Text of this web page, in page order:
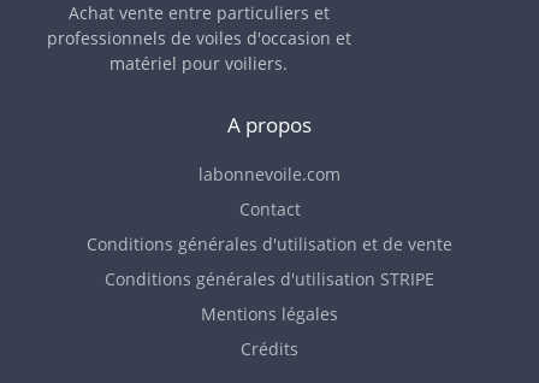
Achat vente entre particuliers et
professionnels de voiles d'occasion et
matériel pour voiliers.
A propos
labonnevoile.com
Contact
Conditions générales d'utilisation et de vente
Conditions générales d'utilisation STRIPE
Mentions légales
Crédits